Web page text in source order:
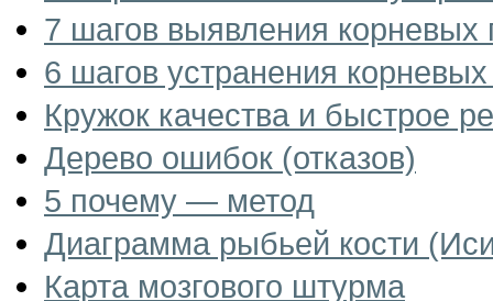
7 шагов выявления
6 шагов устранения
Кружок качества и быстрое
Дерево ошибок (отказов)
5 почему — метод
Диаграмма рыбьей кости
Карта мозгового штурма